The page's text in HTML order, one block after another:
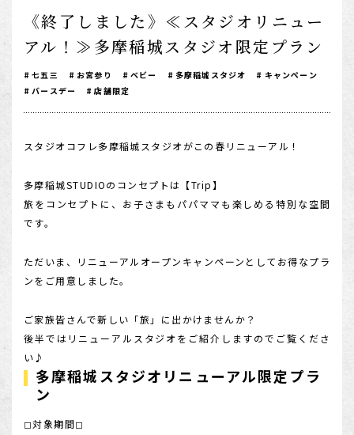
1/2成人式・十歳の祝い
マタニティ
1歳誕生日
100日祝い・お食い初め
ロケーション撮影・カメラマン
子供の写真撮影・スタジオフォト
赤ちゃん撮影・ベビーフォト
リピーター様専用
店舗を探す
《終了しました》≪スタジオリニュー
アル！≫多摩稲城スタジオ限定プラン
七五三 お宮参り ベビー 多摩稲城スタジオ
キャンペーン
バースデー
店舗限定
スタジオコフレ多摩稲城スタジオがこの春リニューアル！
多摩稲城STUDIOのコンセプトは【Trip】
旅をコンセプトに、お子さまもパパママも楽しめる特別な空間
です。
ただいま、リニューアルオープンキャンペーンとしてお得なプラ
ンをご用意しました。
ご家族皆さんで新しい「旅」に出かけませんか？
後半ではリニューアルスタジオをご紹介しますのでご覧くださ
い♪
多摩稲城スタジオリニューアル限定プラ
ン
◻︎対象期間◻︎